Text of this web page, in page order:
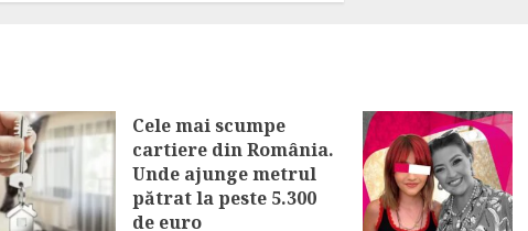
Cele mai scumpe
cartiere din România.
Unde ajunge metrul
pătrat la peste 5.300
de euro